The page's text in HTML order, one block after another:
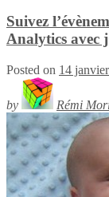
Suivez
Analytics avec
Posted on 14
by Rémi